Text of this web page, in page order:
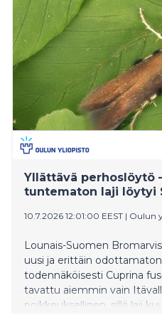
Yllättävä perhoslöytö
tuntematon laji löytyi
10.7.2026 12:01:00 EEST | Oulun
Lounais-Suomen
uusi ja erittäin
todennäköisesti Cuprina
tavattu aiemmin vain
poikkeuksellinen, sillä laji